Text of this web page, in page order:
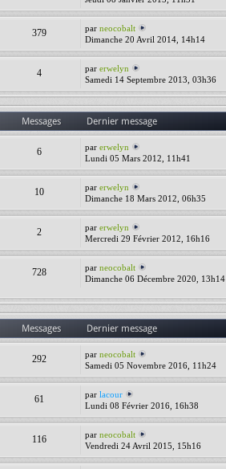
379 parneocobalt
Dimanche 20 Avril 2014, 14h14
4 parerwelyn
Samedi 14 Septembre 2013, 03h36
Messages Dernier message
6 parerwelyn
Lundi 05 Mars 2012, 11h41
10 parerwelyn
Dimanche 18 Mars 2012, 06h35
2 parerwelyn
Mercredi 29 Février 2012, 16h16
728 parneocobalt
Dimanche 06 Décembre 2020, 13h14
Messages Dernier message
292 parneocobalt
Samedi 05 Novembre 2016, 11h24
61 parlacour
Lundi 08 Février 2016, 16h38
116 parneocobalt
Vendredi 24 Avril 2015, 15h16